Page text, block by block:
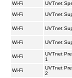
Wi-Fi
UVTnet
Wi-Fi
UVTnet
Wi-Fi UVTnet
Wi-Fi UVTnet
Wi-Fi
UVTnet
1
Wi-Fi
UVTnet
2